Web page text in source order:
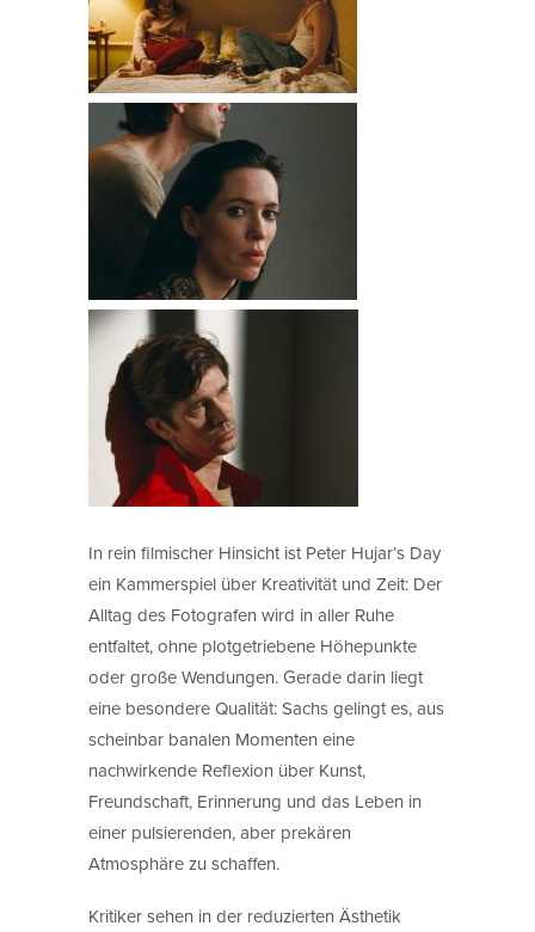
In rein filmischer Hinsicht ist Peter Hujar’s Day
ein Kammerspiel über Kreativität und Zeit: Der
Alltag des Fotografen wird in aller Ruhe
entfaltet, ohne plotgetriebene Höhepunkte
oder große Wendungen. Gerade darin liegt
eine besondere Qualität: Sachs gelingt es, aus
scheinbar banalen Momenten eine
nachwirkende Reflexion über Kunst,
Freundschaft, Erinnerung und das Leben in
einer pulsierenden, aber prekären
Atmosphäre zu schaffen.
Kritiker sehen in der reduzierten Ästhetik